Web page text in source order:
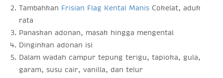
Tambahkan Frisian Flag Kental Manis Cokelat, aduk
rata
Panaskan adonan, masak hingga mengental
Dinginkan adonan isi
Dalam wadah campur tepung terigu, tapioka, gula,
garam, susu cair, vanilla, dan telur